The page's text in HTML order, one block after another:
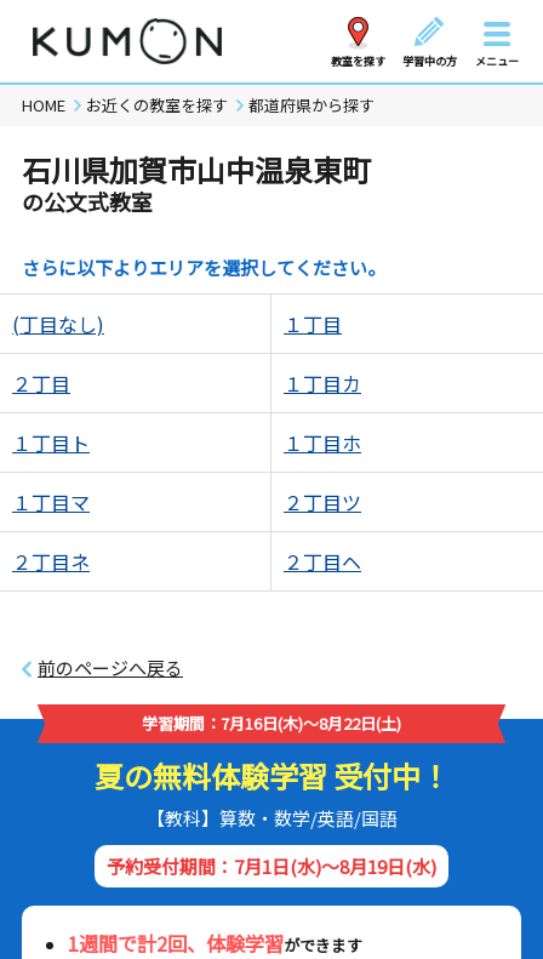
教室を探す 学習中の方 メニュー
HOME お近くの教室を探す 都道府県から探す
石川県加賀市山中温泉東町
の公文式教室
さらに以下よりエリアを選択してください。
(丁目なし) １丁目
２丁目 １丁目カ
１丁目ト １丁目ホ
１丁目マ ２丁目ツ
２丁目ネ ２丁目ヘ
前のページへ戻る
学習期間：7月16日(木)～8月22日(土)
夏の無料体験学習 受付中！
【教科】算数・数学/英語/国語
予約受付期間：7月1日(水)～8月19日(水)
1週間で計2回、体験学習ができます